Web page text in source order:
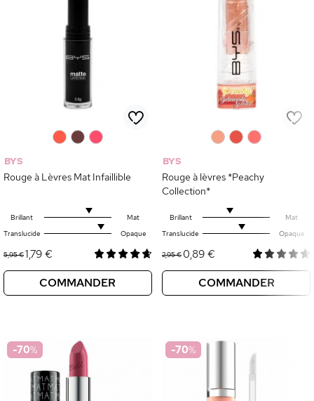
BYS
Rouge à Lèvres Mat Infaillible
Brillant
Mat
Translucide
Opaque
5,95 €1,79 €
COMMANDER
BYS
Rouge à lèvres *Peachy
Collection*
Brillant
Mat
Translucide
Opaque
2,95 €0,89 €
COMMANDER
-70% -70%